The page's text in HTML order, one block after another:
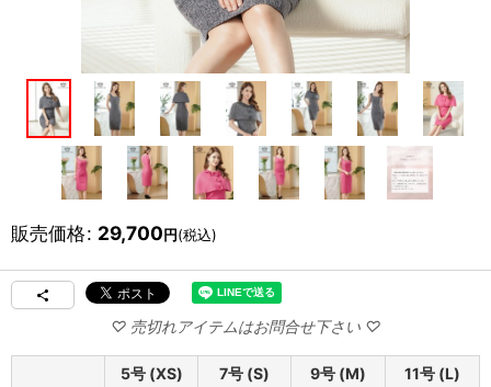
販売価格: 29,700円(税込)
5号 (XS)
7号 (S)
9号 (M)
11号 (L)